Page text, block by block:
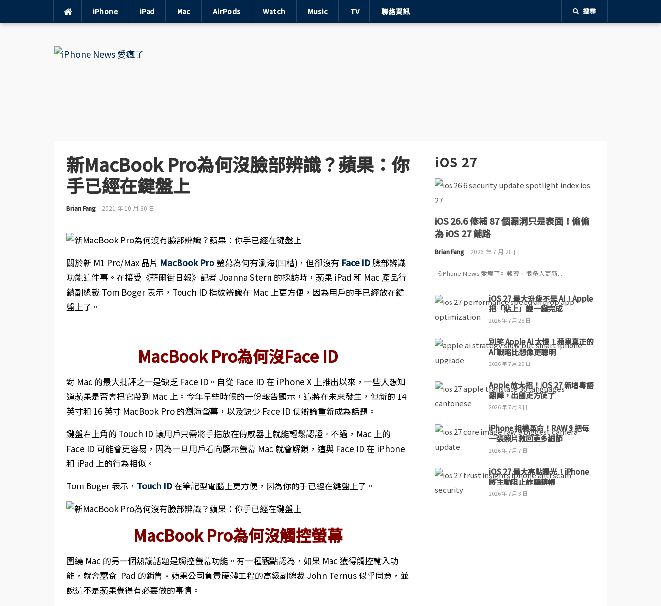
iPhone iPad Mac AirPods Watch Music TV 聯絡資訊 搜尋
新MacBook Pro為何沒臉部辨識？蘋果：你
手已經在鍵盤上
Brian Fang 2021 年 10 月 30 日
關於新 M1 Pro/Max 晶片 MacBook Pro螢幕為何有瀏海(凹槽)，但卻沒有 Face ID臉部辨識
功能這件事。在接受《華爾街日報》記者 Joanna Stern 的採訪時，蘋果 iPad 和 Mac 產品行
銷副總裁 Tom Boger 表示，Touch ID 指紋辨識在 Mac 上更方便，因為用戶的手已經放在鍵
盤上了。
MacBook Pro為何沒Face ID
對 Mac 的最大批評之一是缺乏 Face ID。自從 Face ID 在 iPhone X 上推出以來，一些人想知
道蘋果是否會把它帶到 Mac 上。今年早些時候的一份報告顯示，這將在未來發生，但新的 14
英寸和 16 英寸 MacBook Pro 的瀏海螢幕，以及缺少 Face ID 使辯論重新成為話題。
鍵盤右上角的 Touch ID 讓用戶只需將手指放在傳感器上就能輕鬆認證。不過，Mac 上的
Face ID 可能會更容易，因為一旦用戶看向顯示螢幕 Mac 就會解鎖，這與 Face ID 在 iPhone
和 iPad 上的行為相似。
Tom Boger 表示， Touch ID在筆記型電腦上更方便，因為你的手已經在鍵盤上了。
MacBook Pro為何沒觸控螢幕
圍繞 Mac 的另一個熱議話題是觸控螢幕功能。有一種觀點認為，如果 Mac 獲得觸控輸入功
能，就會蠶食 iPad 的銷售。蘋果公司負責硬體工程的高級副總裁 John Ternus 似乎同意，並
說這不是蘋果覺得有必要做的事情。
iOS 27
iOS 26.6 修補 87 個漏洞只是表面！偷偷
為 iOS 27 鋪路
Brian Fang 2026 年 7 月 28 日
《iPhone News 愛瘋了》報導，很多人更新...
iOS 27 最大升級不是 AI！Apple
把「貼上」變一鍵完成
2026 年 7 月 28 日
別笑 Apple AI 太慢！蘋果真正的
AI 戰略比想像更聰明
2026 年 7 月 20 日
Apple 放大招！iOS 27 新增粵語
翻譯，出國更方便了
2026 年 7 月 9 日
iPhone 相機革命！RAW 9 把每
一張照片救回更多細節
2026 年 7 月 7 日
iOS 27 最大亮點曝光！iPhone
將主動阻止詐騙轉帳
2026 年 7 月 3 日